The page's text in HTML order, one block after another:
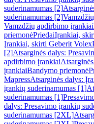
suderinamumas [2]
suderinamumas [2]
Vamzdžių apdirbimo įrankiai
priemonėPriedaiĮrankiai,
Įrankiai, skirti Geberit Volex
[2]Atsarginės dalys:
apdirbimo įrankiai
įrankiaiBandymo priemonė
MapressAtsarginės dalys:
įrankių suderinamumas [1]
suderinamumas [1]
dalys: Presavimo įrankių
suderinamumas [2XL]